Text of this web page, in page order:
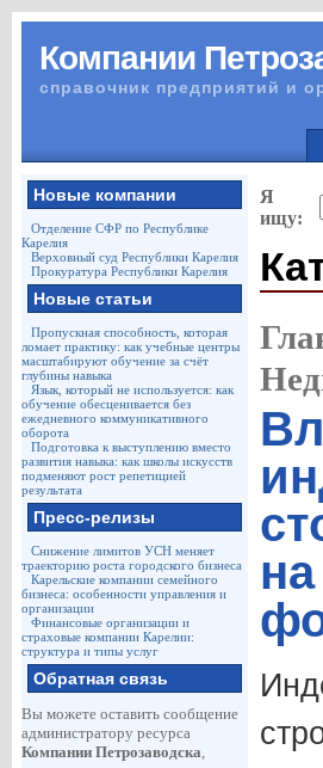
Компании
справочник предприятий и
Новые компании
Отделение СФР по Республике
Карелия
Верховный суд Республики Карелия
Прокуратура Республики Карелия
Новые статьи
Пропускная способность, которая
ломает практику: как учебные центры
масштабируют обучение за счёт
глубины навыка
Язык, который не используется: как
обучение обесценивается без
ежедневного коммуникативного
оборота
Подготовка к выступлению вместо
развития навыка: как школы искусств
подменяют рост репетицией
результата
Пресс-релизы
Снижение лимитов УСН меняет
траекторию роста городского бизнеса
Карельские компании семейного
бизнеса: особенности управления и
организации
Финансовые организации и
страховые компании Карелии:
структура и типы услуг
Обратная связь
Вы можете оставить сообщение
администратору ресурса
Компании Петрозаводска,
Я
ищу: